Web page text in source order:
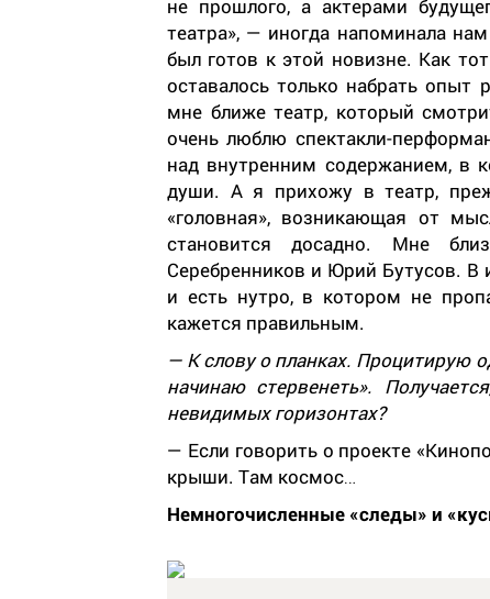
не прошлого, а актерами
театра», — иногда напоминала
был готов к этой новизне. Как
оставалось только набрать опыт
мне ближе театр, который
очень люблю спектакли-
над внутренним содержанием, в
души. А я прихожу в театр,
«головная», возникающая от
становится досадно. Мне
Серебренников и Юрий Бутусов. В
и есть нутро, в котором не
кажется правильным.
— К слову о планках. Процитирую
начинаю стервенеть».
невидимых горизонтах?
— Если говорить о проекте
крыши. Там космос…
Немногочисленные «следы» и